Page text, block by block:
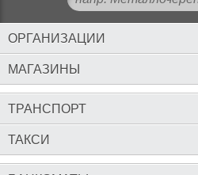
ОРГАНИЗАЦИИ
МАГАЗИНЫ
ТРАНСПОРТ
ТАКСИ